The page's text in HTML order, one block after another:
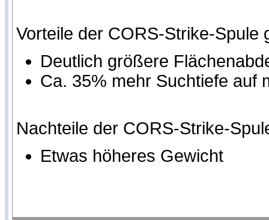
Vorteile der CORS-Strike-Spule
Deutlich größere
Ca. 35% mehr Suchtiefe auf
Nachteile der CORS-Strike-
Etwas höheres Gewicht